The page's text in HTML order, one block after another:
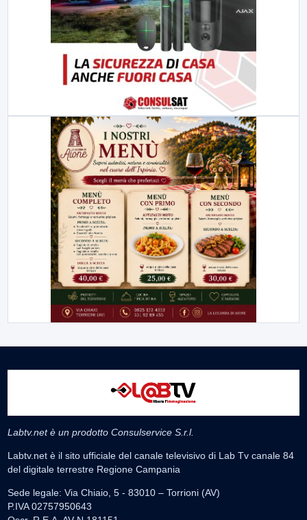
Labtv.net è un prodotto Consulservice S.r.l.
Labtv.net è il sito ufficiale del canale televisivo di Lab Tv canale 84
del digitale terrestre Regione Campania
Sede legale: Via Chiaio, 5 - 83010 – Torrioni (AV)
P.IVA 02757950643